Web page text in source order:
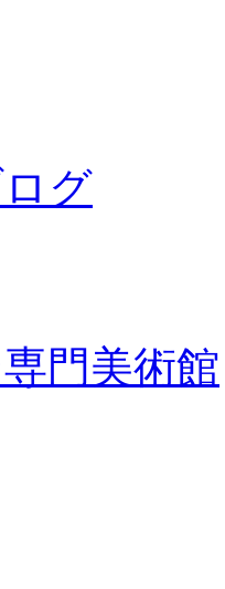
グ
門美術館